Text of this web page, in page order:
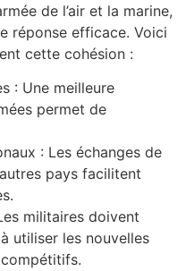
de l’air et la marine,
réponse efficace. Voici
cette cohésion :
: Une meilleure
permet de
: Les échanges de
pays facilitent
militaires doivent
utiliser les nouvelles